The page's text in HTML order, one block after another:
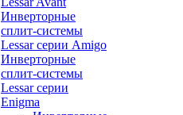
Инверторные
сплит-системы
Lessar серии Amigo
Инверторные
сплит-системы
Lessar серии
Enigma